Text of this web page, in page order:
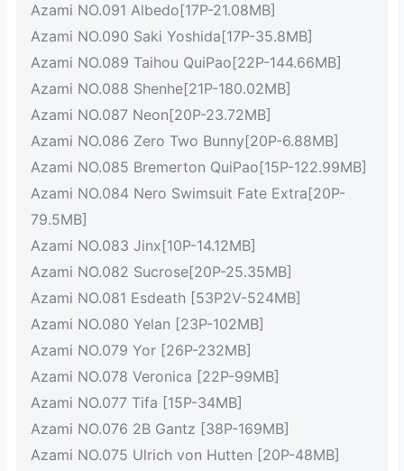
Azami NO.091 Albedo[17P-21.08MB]
Azami NO.090 Saki Yoshida[17P-35.8MB]
Azami NO.089 Taihou QuiPao[22P-144.66MB]
Azami NO.088 Shenhe[21P-180.02MB]
Azami NO.087 Neon[20P-23.72MB]
Azami NO.086 Zero Two Bunny[20P-6.88MB]
Azami NO.085 Bremerton QuiPao[15P-122.99MB]
Azami NO.084 Nero Swimsuit Fate Extra[20P-
79.5MB]
Azami NO.083 Jinx[10P-14.12MB]
Azami NO.082 Sucrose[20P-25.35MB]
Azami NO.081 Esdeath [53P2V-524MB]
Azami NO.080 Yelan [23P-102MB]
Azami NO.079 Yor [26P-232MB]
Azami NO.078 Veronica [22P-99MB]
Azami NO.077 Tifa [15P-34MB]
Azami NO.076 2B Gantz [38P-169MB]
Azami NO.075 Ulrich von Hutten [20P-48MB]